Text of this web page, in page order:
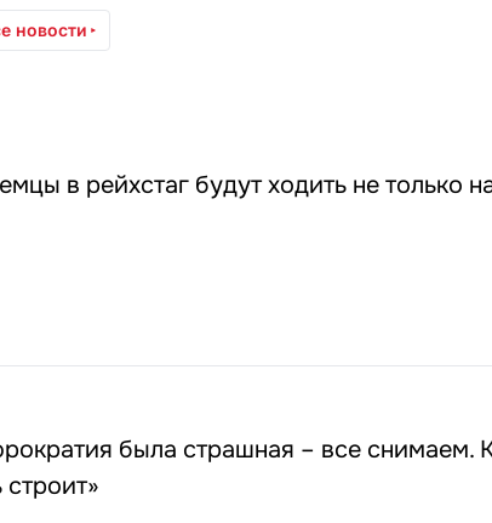
новости
в рейхстаг будут ходить не только
была страшная – все снимаем.